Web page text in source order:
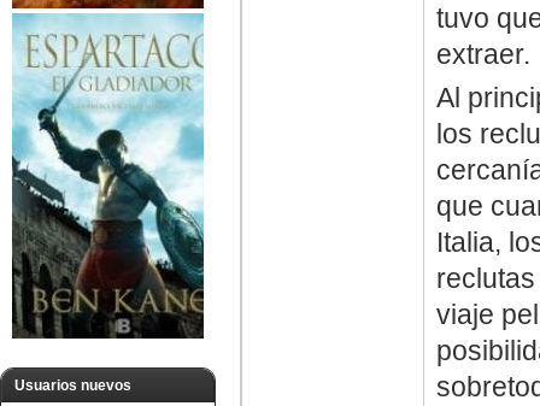
Usuarios nuevos
tuvo
extraer.
Al
los
que
Italia,
viaje